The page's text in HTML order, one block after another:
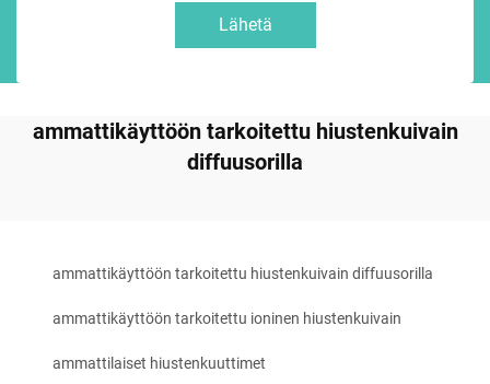
Lähetä
ammattikäyttöön tarkoitettu hiustenkuivain
diffuusorilla
ammattikäyttöön tarkoitettu hiustenkuivain diffuusorilla
ammattikäyttöön tarkoitettu ioninen hiustenkuivain
ammattilaiset hiustenkuuttimet